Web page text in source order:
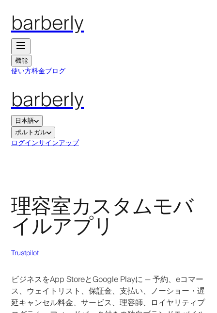
barberly
機能
使い方料金ブログ
barberly
日本語
ポルトガル
ログインサインアップ
理容室カスタムモバ
イルアプリ
Trustpilot
ビジネスをApp StoreとGoogle Playに — 予約、eコマー
ス、ウェイトリスト、保証金、支払い、ノーショー・遅
延キャンセル料金、サービス、理容師、ロイヤリティプ